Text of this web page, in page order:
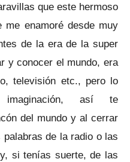
que este hermoso
enamoré desde muy
de la era de la super
y conocer el mundo, era
televisión etc., pero lo
así te
del mundo y al cerrar
de la radio o las
si tenías suerte, de las